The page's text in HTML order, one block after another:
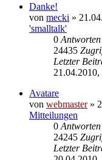
Danke!
von mecki »
'smalltalk'
0 Antworten
24435
Letzter
21.04.2010,
Avatare
von webmaster»
Mitteilungen
0 Antworten
24245
Letzter